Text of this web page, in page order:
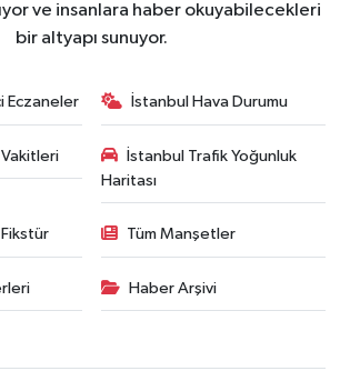
ve insanlara haber okuyabilecekleri
bir altyapı sunuyor.
Eczaneler İstanbul Hava Durumu
İstanbul Trafik Yoğunluk
Haritası
Tüm Manşetler
Haber Arşivi